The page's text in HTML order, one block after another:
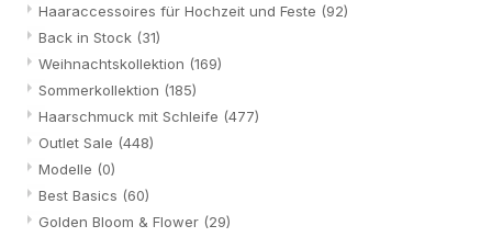
Haaraccessoires für Hochzeit und Feste (92)
Back in Stock (31)
Weihnachtskollektion (169)
Sommerkollektion (185)
Haarschmuck mit Schleife (477)
Outlet Sale (448)
Modelle (0)
Best Basics (60)
Golden Bloom & Flower (29)